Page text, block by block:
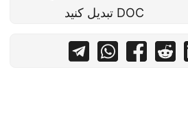
DOC تبدیل کنید